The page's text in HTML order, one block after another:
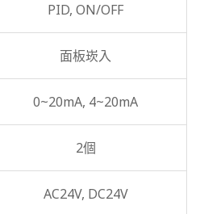
PID,ON/OFF
面板崁入
0~20mA, 4~20mA
2個
AC24V, DC24V